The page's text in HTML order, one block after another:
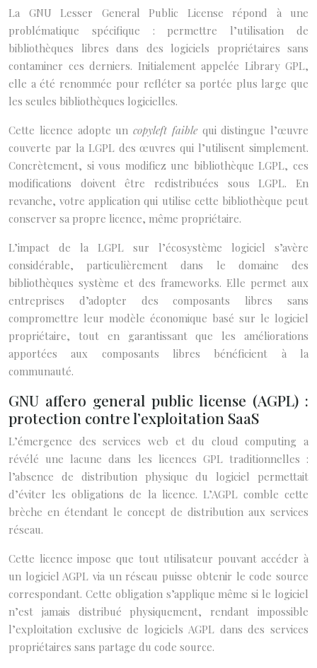
La GNU Lesser General Public License répond à une
problématique spécifique : permettre l’utilisation de
bibliothèques libres dans des logiciels propriétaires sans
contaminer ces derniers. Initialement appelée Library GPL,
elle a été renommée pour refléter sa portée plus large que
les seules bibliothèques logicielles.
Cette licence adopte un copyleft faible qui distingue l’œuvre
couverte par la LGPL des œuvres qui l’utilisent simplement.
Concrètement, si vous modifiez une bibliothèque LGPL, ces
modifications doivent être redistribuées sous LGPL. En
revanche, votre application qui utilise cette bibliothèque peut
conserver sa propre licence, même propriétaire.
L’impact de la LGPL sur l’écosystème logiciel s’avère
considérable, particulièrement dans le domaine des
bibliothèques système et des frameworks. Elle permet aux
entreprises d’adopter des composants libres sans
compromettre leur modèle économique basé sur le logiciel
propriétaire, tout en garantissant que les améliorations
apportées aux composants libres bénéficient à la
communauté.
GNU affero general public license (AGPL) :
protection contre l’exploitation SaaS
L’émergence des services web et du cloud computing a
révélé une lacune dans les licences GPL traditionnelles :
l’absence de distribution physique du logiciel permettait
d’éviter les obligations de la licence. L’AGPL comble cette
brèche en étendant le concept de distribution aux services
réseau.
Cette licence impose que tout utilisateur pouvant accéder à
un logiciel AGPL via un réseau puisse obtenir le code source
correspondant. Cette obligation s’applique même si le logiciel
n’est jamais distribué physiquement, rendant impossible
l’exploitation exclusive de logiciels AGPL dans des services
propriétaires sans partage du code source.